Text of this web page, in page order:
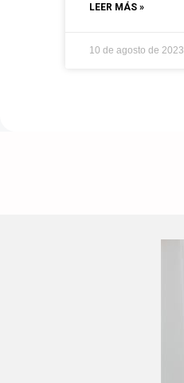
LEER MÁS »
10 de agosto de 2023